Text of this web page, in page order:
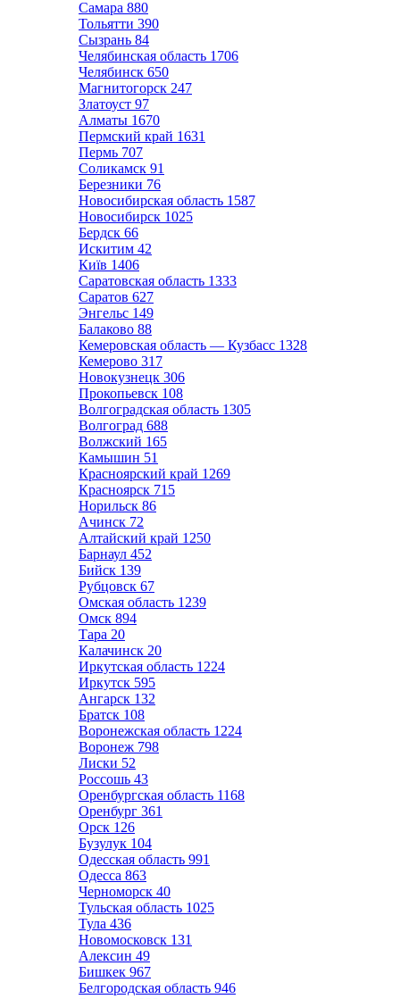
Самара 880
Тольятти 390
Сызрань 84
Челябинская область 1706
Челябинск 650
Магнитогорск 247
Златоуст 97
Алматы 1670
Пермский край 1631
Пермь 707
Соликамск 91
Березники 76
Новосибирская область 1587
Новосибирск 1025
Бердск 66
Искитим 42
Київ 1406
Саратовская область 1333
Саратов 627
Энгельс 149
Балаково 88
Кемеровская область — Кузбасс 1328
Кемерово 317
Новокузнецк 306
Прокопьевск 108
Волгоградская область 1305
Волгоград 688
Волжский 165
Камышин 51
Красноярский край 1269
Красноярск 715
Норильск 86
Ачинск 72
Алтайский край 1250
Барнаул 452
Бийск 139
Рубцовск 67
Омская область 1239
Омск 894
Тара 20
Калачинск 20
Иркутская область 1224
Иркутск 595
Ангарск 132
Братск 108
Воронежская область 1224
Воронеж 798
Лиски 52
Россошь 43
Оренбургская область 1168
Оренбург 361
Орск 126
Бузулук 104
Одесская область 991
Одесса 863
Черноморск 40
Тульская область 1025
Тула 436
Новомосковск 131
Алексин 49
Бишкек 967
Белгородская область 946